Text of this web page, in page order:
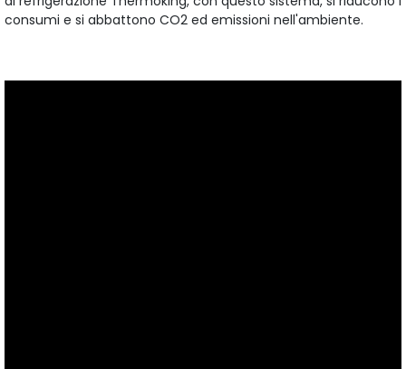
consumi e si abbattono CO2 ed emissioni nell'ambiente.